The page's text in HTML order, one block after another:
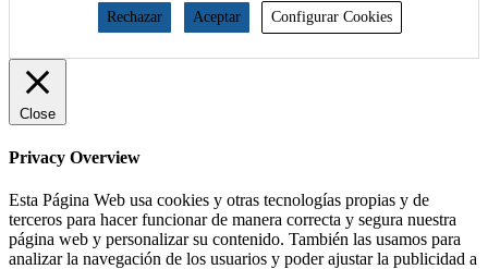
Rechazar
Aceptar Configurar Cookies
Close
Privacy Overview
Esta Página Web usa cookies y otras tecnologías propias y de
terceros para hacer funcionar de manera correcta y segura nuestra
página web y personalizar su contenido. También las usamos para
analizar la navegación de los usuarios y poder ajustar la publicidad a